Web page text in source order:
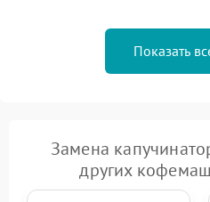
Показать
Замена
других